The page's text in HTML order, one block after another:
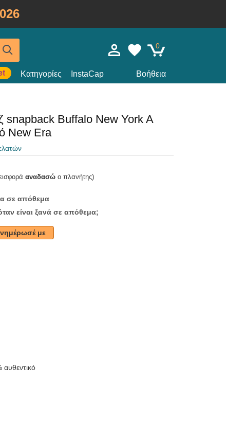
0
Κατηγορίες InstaCap Βοήθεια
Buffalo New York A
New Era
αναδασώ ο πλανήτης)
σε απόθεμα
είναι ξανά σε απόθεμα;
με